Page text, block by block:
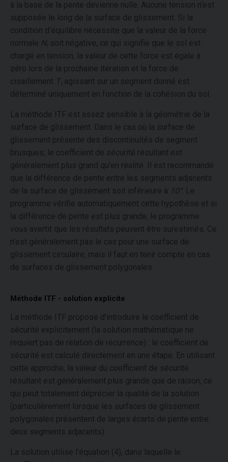
à la base de la pente devienne nulle. Aucune tension n'est
supposée le long de la surface de glissement. Si la
condition d'équilibre nécessite que la valeur de la force
normale Ni soit négative, ce qui signifie que le sol est
chargé en tension, la valeur de cette force est égale à
zéro lors de la prochaine itération et la force de
cisaillement Ti agissant sur un segment donné est
déterminé uniquement en fonction de la cohésion du sol.
La méthode ITF est assez sensible à la géométrie de la
surface de glissement. Dans le cas où la surface de
glissement présente des discontinuités de segment
brusques, le coefficient de sécurité résultant est
généralement plus grand qu'en réalité. Il est recommandé
que la différence de pente entre les segments adjacents
de la surface de glissement soit inférieure à 10°
. Le
programme vérifie automatiquement cette hypothèse et si
la différence de pente est plus grande, le programme
vous avertit que les résultats peuvent être surestimés. Ce
n'est généralement pas le cas pour une surface de
glissement circulaire, mais il faut en tenir compte en cas
de surfaces de glissement polygonales.
Méthode ITF - solution explicite
La méthode ITF propose d'introduire le coefficient de
sécurité explicitement (la solution mathématique ne
requiert pas de relation de récurrence) : le coefficient de
sécurité est calculé directement en une étape. En utilisant
cette approche, la valeur du coefficient de sécurité
résultant est généralement plus grande que de raison, ce
qui peut totalement déprécier la qualité de la solution
(particulièrement lorsque les surfaces de glissement
polygonales présentent de larges écarts de pente entre
deux segments adjacents).
La solution utilise l'équation (4), dans laquelle le